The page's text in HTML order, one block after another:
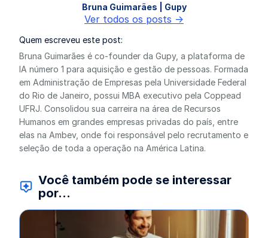
Bruna Guimarães | Gupy
Ver todos os posts ->
Quem escreveu este post:
Bruna Guimarães é co-founder da Gupy, a plataforma de
IA número 1 para aquisição e gestão de pessoas. Formada
em Administração de Empresas pela Universidade Federal
do Rio de Janeiro, possui MBA executivo pela Coppead
UFRJ. Consolidou sua carreira na área de Recursos
Humanos em grandes empresas privadas do país, entre
elas na Ambev, onde foi responsável pelo recrutamento e
seleção de toda a operação na América Latina.
Você também pode se interessar
por...